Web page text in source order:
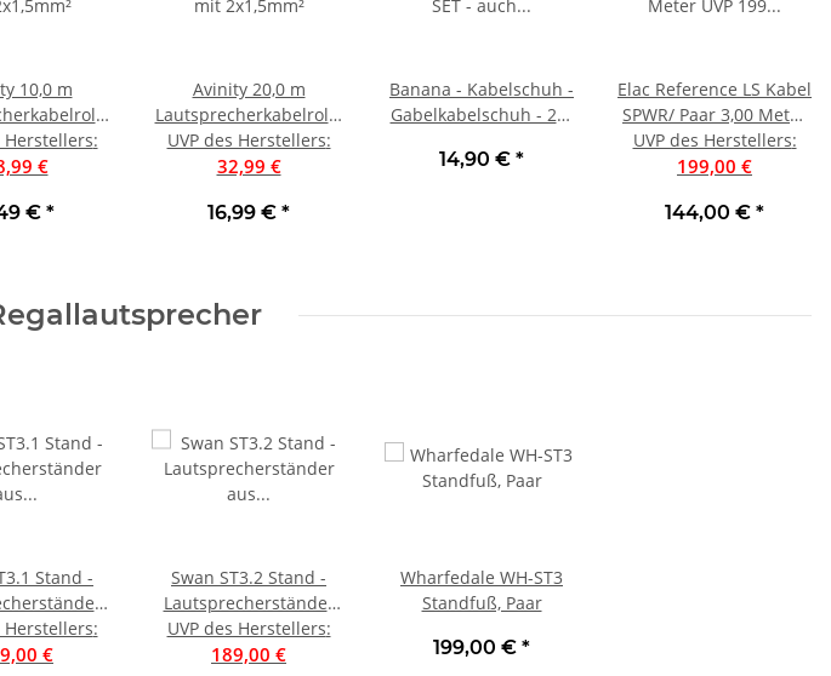
10,0 m
Herstellers:
€
€ *
Avinity 20,0 m
Lautsprecherkabelrolle
mit 2x1,5mm²
UVP des Herstellers:
32,99 €
16,99 € *
Banana - Kabelschuh -
Gabelkabelschuh - 2er
Belkin Pure AV
14,90 € *
Elac Reference LS Kabel
SPWR/ Paar 3,00 Meter
UVP 199 € | Neu
UVP des Herstellers:
199,00 €
144,00 € *
Stand -
- Paar |
Neu
Herstellers:
€
Swan ST3.2 Stand -
Lautsprecherständer
aus Massivholz - Paar |
Neu
UVP des Herstellers:
189,00 €
Wharfedale WH-ST3
Standfuß, Paar
199,00 € *